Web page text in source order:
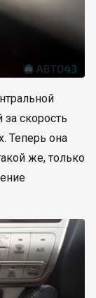
скорость
Теперь она
же, только